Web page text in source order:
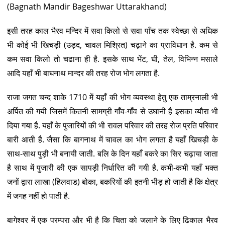
(Bagnath Mandir Bageshwar Uttarakhand)
इसी तरह काल भैरव मन्दिर में सवा किलो से सवा पाँच तक स्वेच्छा से अधिक
भी कोई भी खिचड़ी (उड़द, चावल मिश्रित) चढ़ाने का प्राविधान है. कम से
कम सवा किलो तो चढाना ही है. इसके साथ भेंट, घी, तेल, विभिन्न मसाले
आदि यहाँ भी बाघनाथ मान्दर की तरह रोज भोग लगता है.
राजा जगत चन्द शाके 1710 में यहाँ की भोग व्यवस्था हेतु एक ताम्रनाली भी
अर्पित की गयी जिसमें कितनी सामग्री गाँव-गाँव से उघानी है इसका व्यौरा भी
दिया गया है. यहाँ के पुजारियों की भी रावल परिवार की तरह रोज प्रति परिवार
बारी आती है. जैसा कि बागनाथ में चावल का भोग लगता है यहाँ खिचड़ी के
साथ-साथ पुड़ी भी बनायी जाती. बलि के दिन यहाँ बकरे का सिर चढ़ाया जाता
है साथ में पुजारी की एक सापड़ी निर्धारित की गयी है. कभी-कभी यहाँ भक्त
जनों द्वारा लाखा (हिलवाड) बोका, बकरियों की इतनी भीड़ हो जाती है कि क्षेत्र
में जगह नहीं हो पाती है.
बागेश्वर में एक परम्परा और भी है कि चिता को जलाने के लिए ढिकाल भैरव